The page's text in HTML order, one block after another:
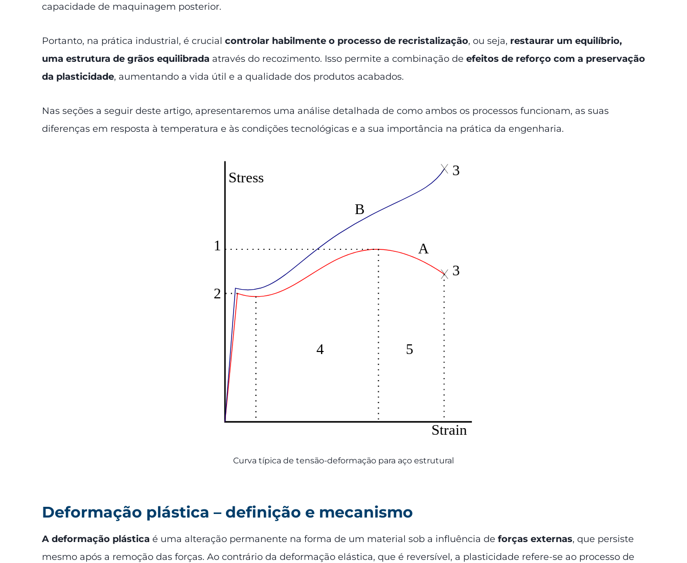
capacidade de maquinagem posterior.
Portanto, na prática industrial, é crucial controlar habilmente o processo de recristalização, ou seja, restaurar um equilíbrio,
uma estrutura de grãos equilibrada através do recozimento. Isso permite a combinação de efeitos de reforço com a preservação
da plasticidade, aumentando a vida útil e a qualidade dos produtos acabados.
Nas seções a seguir deste artigo, apresentaremos uma análise detalhada de como ambos os processos funcionam, as suas
diferenças em resposta à temperatura e às condições tecnológicas e a sua importância na prática da engenharia.
Curva típica de tensão-deformação para aço estrutural
Deformação plástica – definição e mecanismo
A deformação plástica é uma alteração permanente na forma de um material sob a influência de forças externas, que persiste
mesmo após a remoção das forças. Ao contrário da deformação elástica, que é reversível, a plasticidade refere-se ao processo de